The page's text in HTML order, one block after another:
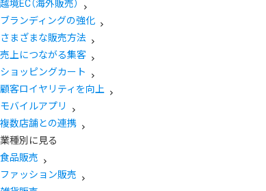
越境EC（海外販売）
ブランディングの強化
さまざまな販売方法
売上につながる集客
ショッピングカート
顧客ロイヤリティを向上
モバイルアプリ
複数店舗との連携
業種別に見る
食品販売
ファッション販売